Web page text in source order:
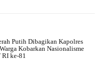
Putih Dibagikan Kapolres
Kobarkan Nasionalisme
RI ke-81